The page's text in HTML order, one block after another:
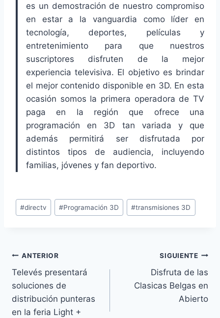
es un demostración de nuestro compromiso
en estar a la vanguardia como líder en
tecnología, deportes, películas y
entretenimiento para que nuestros
suscriptores disfruten de la mejor
experiencia televisiva. El objetivo es brindar
el mejor contenido disponible en 3D. En esta
ocasión somos la primera operadora de TV
paga en la región que ofrece una
programación en 3D tan variada y que
además permitirá ser disfrutada por
distintos tipos de audiencia, incluyendo
familias, jóvenes y fan deportivo.
Etiquetas
de
#directv #Programación 3D #transmisiones 3D
Navegación
de
entradas
ANTERIOR
Televés presentará
soluciones de
distribución punteras
en la feria Light +
SIGUIENTE
Disfruta de las
Clasicas Belgas en
Abierto